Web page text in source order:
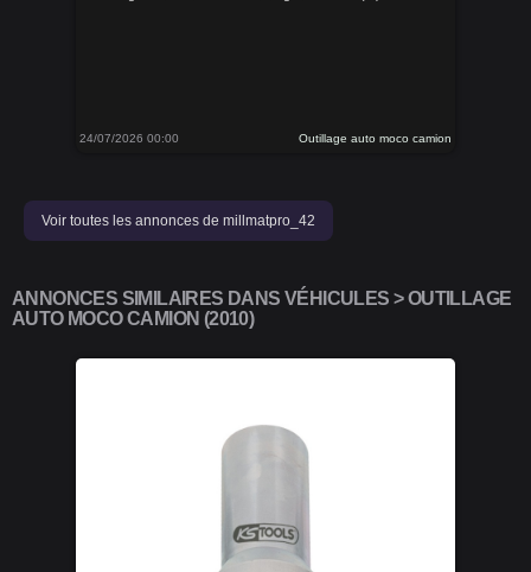
24/07/2026 00:00 Outillage auto moco camion
Voir toutes les annonces de millmatpro_42
ANNONCES SIMILAIRES DANS VÉHICULES > OUTILLAGE
AUTO MOCO CAMION (2010)